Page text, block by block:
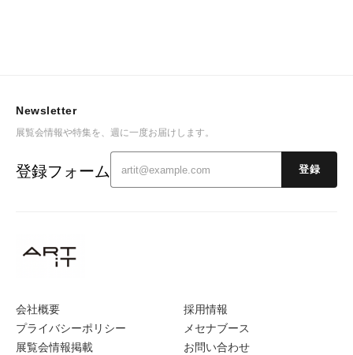
会社概要
プライバシーポリシー
展覧会情報掲載
採用情報
メセナブース
お問い合わせ
Newsletter
展覧会情報や特集を、週に一度お届けします。
登録フォーム 登録